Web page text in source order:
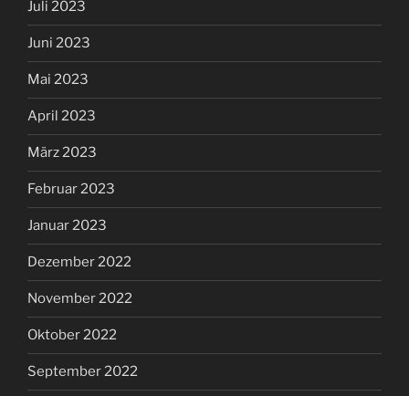
Juli 2023
Juni 2023
Mai 2023
April 2023
März 2023
Februar 2023
Januar 2023
Dezember 2022
November 2022
Oktober 2022
September 2022